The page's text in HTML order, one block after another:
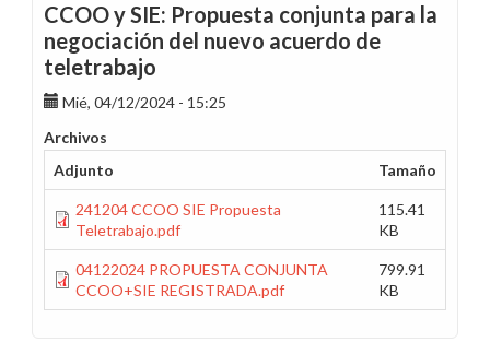
CCOO y SIE: Propuesta conjunta para la
negociación del nuevo acuerdo de
teletrabajo
Mié, 04/12/2024 - 15:25
Archivos
Adjunto
Tamaño
241204 CCOO SIE Propuesta
Teletrabajo.pdf
115.41
KB
04122024 PROPUESTA CONJUNTA
CCOO+SIE REGISTRADA.pdf
799.91
KB